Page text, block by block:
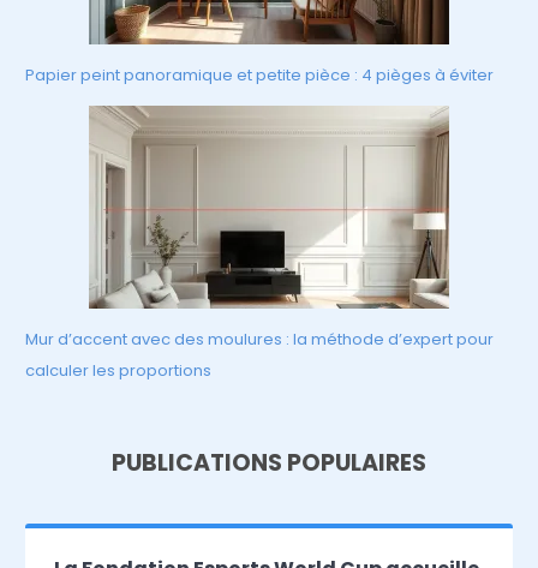
Papier peint panoramique et petite pièce : 4 pièges à éviter
Mur d’accent avec des moulures : la méthode d’expert pour
calculer les proportions
PUBLICATIONS POPULAIRES